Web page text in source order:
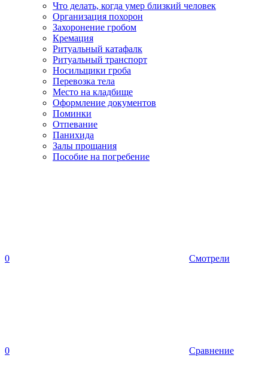
Что делать, когда умер близкий человек
Организация похорон
Захоронение гробом
Кремация
Ритуальный катафалк
Ритуальный транспорт
Носильщики гроба
Перевозка тела
Место на кладбище
Оформление документов
Поминки
Отпевание
Панихида
Залы прощания
Пособие на погребение
0 Смотрели
0 Сравнение